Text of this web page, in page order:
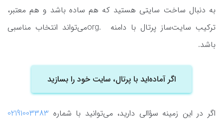
به دنبال ساخت سایتی هستید که هم ساده باشد و هم معتبر،
ترکیب سایت‌ساز پرتال با دامنه .orgمی‌تواند انتخاب مناسبی
باشد.
اگر آماده‌اید با پرتال، سایت خود را بسازید
اگر در این زمینه سؤالی دارید، می‌توانید با شماره 02191003383